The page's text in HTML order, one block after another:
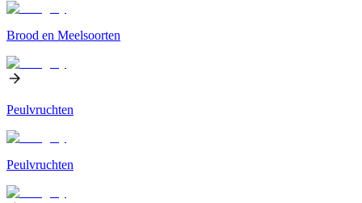
Brood en Meelsoorten
Peulvruchten
Peulvruchten